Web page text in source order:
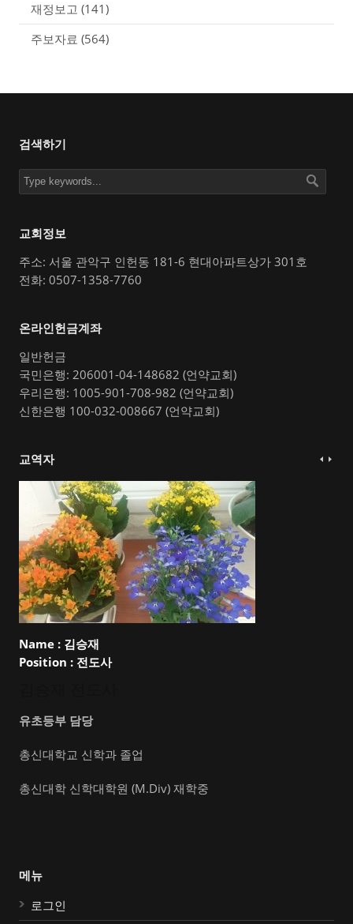
재정보고 (141)
주보자료 (564)
검색하기
교회정보
주소: 서울 관악구 인헌동 181-6 현대아파트상가 301호
전화: 0507-1358-7760
온라인헌금계좌
일반헌금
국민은행: 206001-04-148682 (언약교회)
우리은행: 1005-901-708-982 (언약교회)
신한은행 100-032-008667 (언약교회)
교역자
Name : 김승재
Position : 전도사
유초등부 담당
총신대학교 신학과 졸업
총신대학 신학대학원 (M.Div) 재학중
메뉴
로그인